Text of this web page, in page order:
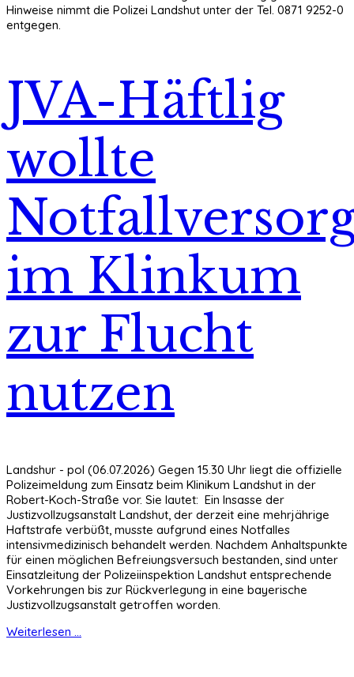
Hinweise nimmt die Polizei Landshut unter der Tel. 0871 9252-0
entgegen.
JVA-Häftlig
wollte
im Klinkum
zur Flucht
nutzen
Landshur - pol (06.07.2026) Gegen 15.30 Uhr liegt die offizielle
Polizeimeldung zum Einsatz beim Klinikum Landshut in der
Robert-Koch-Straße vor. Sie lautet: Ein Insasse der
Justizvollzugsanstalt Landshut, der derzeit eine mehrjährige
Haftstrafe verbüßt, musste aufgrund eines Notfalles
intensivmedizinisch behandelt werden. Nachdem Anhaltspunkte
für einen möglichen Befreiungsversuch bestanden, sind unter
Einsatzleitung der Polizeiinspektion Landshut entsprechende
Vorkehrungen bis zur Rückverlegung in eine bayerische
Justizvollzugsanstalt getroffen worden.
Weiterlesen ...